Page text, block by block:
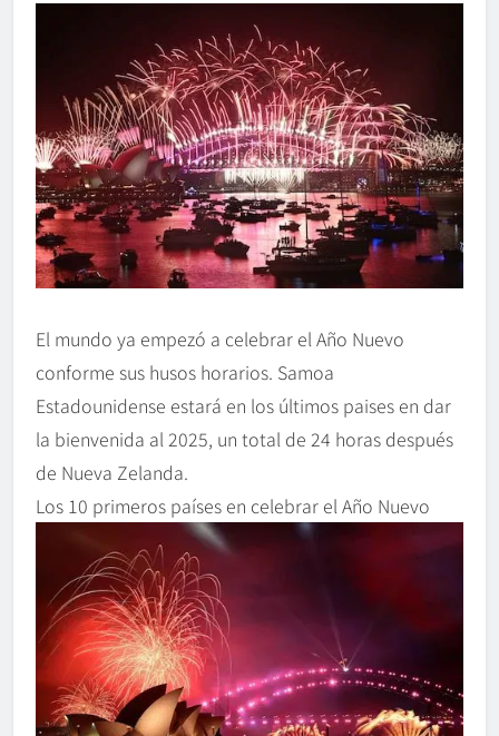
El mundo ya empezó a celebrar el Año Nuevo
conforme sus husos horarios. Samoa
Estadounidense estará en los últimos paises en dar
la bienvenida al 2025, un total de 24 horas después
de Nueva Zelanda.
Los 10 primeros países en celebrar el Año Nuevo